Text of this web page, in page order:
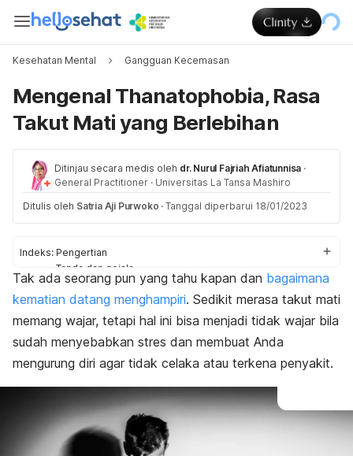
Kesehatan Mental Gangguan Kecemasan
Mengenal Thanatophobia, Rasa
Takut Mati yang Berlebihan
Ditinjau secara medis oleh dr. Nurul Fajriah Afiatunnisa ·
General Practitioner · Universitas La Tansa Mashiro
Ditulis oleh Satria Aji Purwoko · Tanggal diperbarui 18/01/2023
Indeks: Pengertian
Tanda dan gejala
Penyebab
Faktor risiko
Penanganan
Tak ada seorang pun yang tahu kapan dan bagaimana
kematian datang menghampiri. Sedikit merasa takut mati
memang wajar, tetapi hal ini bisa menjadi tidak wajar bila
sudah menyebabkan stres dan membuat Anda
mengurung diri agar tidak celaka atau terkena penyakit.